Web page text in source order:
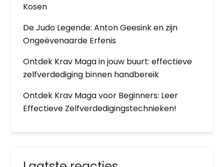
Kosen
De Judo Legende: Anton Geesink en zijn
Ongeëvenaarde Erfenis
Ontdek Krav Maga in jouw buurt: effectieve
zelfverdediging binnen handbereik
Ontdek Krav Maga voor Beginners: Leer
Effectieve Zelfverdedigingstechnieken!